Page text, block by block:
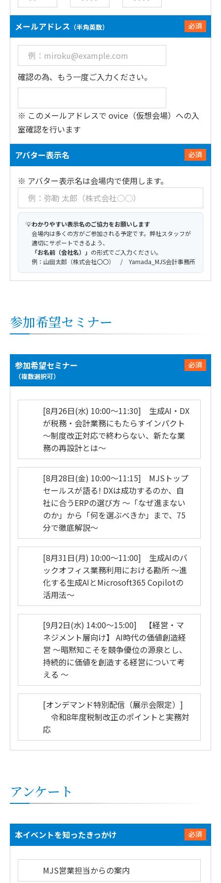
必須
メールアドレス （半角英数）
確認の為、もう一度ご入力ください。
※ このメールアドレスで ovice（仮想会場）への入
室確認を行います
必須
アバター表示名
※ アバター表示名は会場内で使用します。
💡わかりやすい表示名のご協力をお願いします
会場内は多くの方がご参加される予定です。弊社スタッフが
適切にサポートできるよう、
「お名前（会社名）」 の形式でご入力ください。
例：山田太郎（株式会社〇〇） / Yamada_MJS会計事務所
参加希望セミナー
必須
参加希望セミナー
（複数選択可）
[8月26日(水) 10:00～11:30] 生成AI・DX
が税務・会計業務にもたらすインパクト
～制度改正対応で終わらない、新たな業
務の再設計とは～
[8月28日(金) 10:00～11:15] MJSトップ
セールスが語る! DXは成功するのか、自
社に合うERPの選び方 ～「なぜ進まない
のか」から「何を選ぶべきか」まで、75
分で徹底解説～
[8月31日(月) 10:00～11:00] 生成AIのバ
ックオフィス業務利用における勘所 ～進
化する生成AIとMicrosoft365 Copilotの
活用法～
[9月2日(水) 14:00～15:00] 【経営・マ
ネジメント層向け】 AI時代の価値創造経
営 ～暗黙知こそを競争優位の源泉とし、
持続的に価値を創造する経営について考
える ～
[オンデマンド特別配信（展示会限定）]
令和8年度税制改正のポイントと実務対
応
アンケート
必須
本イベントを知ったきっかけ
MJS営業担当からの案内